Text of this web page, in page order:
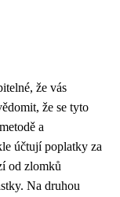
že vás
že se tyto
a
účtují poplatky za
od zlomků
Na druhou